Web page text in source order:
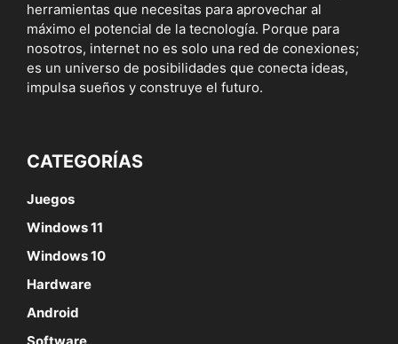
herramientas que necesitas para aprovechar al
máximo el potencial de la tecnología. Porque para
nosotros, internet no es solo una red de conexiones;
es un universo de posibilidades que conecta ideas,
impulsa sueños y construye el futuro.
CATEGORÍAS
Juegos
Windows 11
Windows 10
Hardware
Android